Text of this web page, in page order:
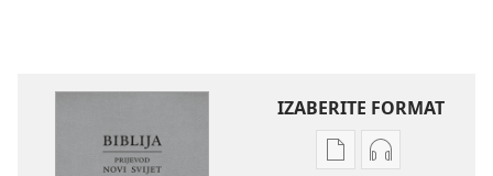
IZABERITE FORMAT
PostavkePostavke